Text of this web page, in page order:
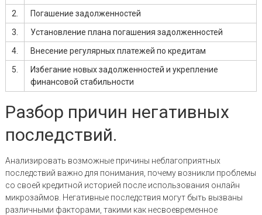
2.
Погашение задолженностей
3.
Установление плана погашения задолженностей
4.
Внесение регулярных платежей по кредитам
5.
Избегание новых задолженностей и укрепление
финансовой стабильности
Разбор причин негативных
последствий.
Анализировать возможные причины неблагоприятных
последствий важно для понимания, почему возникли проблемы
со своей кредитной историей после использования онлайн
микрозаймов. Негативные последствия могут быть вызваны
различными факторами, такими как несвоевременное